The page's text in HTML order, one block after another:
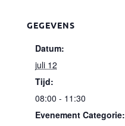
GEGEVENS
Datum:
juli 12
Tijd:
08:00 - 11:30
Evenement Categorie: